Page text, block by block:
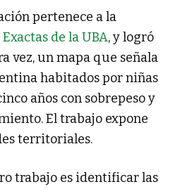
pertenece a la
de la UBA, ylogró
vez, un mapa que señala
habitados por niñas
años con sobrepeso y
El trabajo expone
territoriales.
trabajo es identificar las